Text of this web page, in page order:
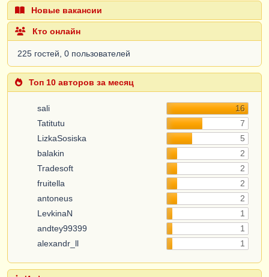
Новые вакансии
Кто онлайн
225 гостей, 0 пользователей
Топ 10 авторов за месяц
sali
16
Tatitutu
7
LizkaSosiska
5
balakin
2
Tradesoft
2
fruitella
2
antoneus
2
LevkinaN
1
andtey99399
1
alexandr_ll
1